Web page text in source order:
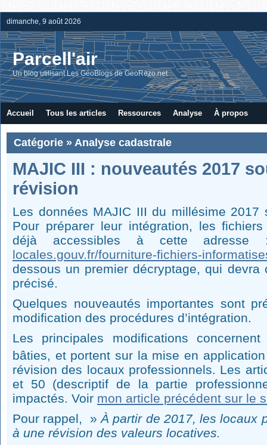
dimanche, 9 août 2026
Parcell'air
Un blog utilisant Les GéoBlogs de GeoRezo.net
Accueil Tous les articles Ressources Analyse À propos
Catégorie » Analyse cadastrale
MAJIC III : nouveautés 2017
révision
Les données MAJIC III du millésime 2017
Pour préparer leur intégration, les
déjà accessibles à cette
locales.gouv.fr/fourniture-fichiers-
dessous un premier décryptage, qui devra
précisé.
Quelques nouveautés importantes sont
modification des procédures d’intégration.
Les principales modifications
bâties, et portent sur la mise en
révision des locaux professionnels. Les
et 50 (descriptif de la partie
impactés. Voir mon article précédent sur le
Pour rappel, » À partir de 2017, les locaux
à une révision des valeurs locatives.